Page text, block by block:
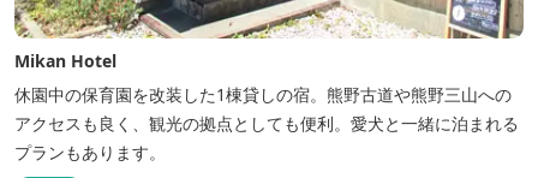
Mikan Hotel
休園中の保育園を改装した1棟貸しの宿。熊野古道や熊野三山への
アクセスも良く、観光の拠点としても便利。愛犬と一緒に泊まれる
プランもあります。